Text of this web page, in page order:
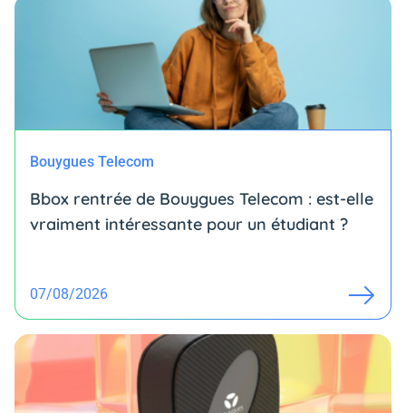
Bouygues Telecom
Bbox rentrée de Bouygues Telecom : est-elle
vraiment intéressante pour un étudiant ?
07/08/2026